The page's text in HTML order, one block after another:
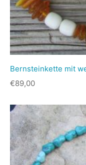
Bernsteinkette mit
€89,00